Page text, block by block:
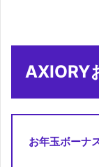
AXIORY
お年玉ボーナ